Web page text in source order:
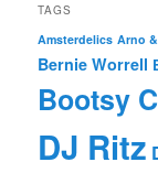
TAGS
Amsterdelics Arno
Bernie Worrell
Bootsy
DJ Ritz